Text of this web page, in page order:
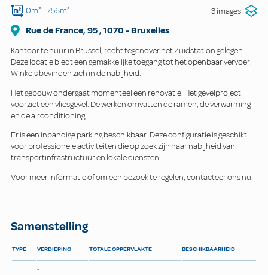
0m²- 756m² 3 images
Rue de France, 95, 1070 -Bruxelles
Kantoor te huur in Brussel, recht tegenover het Zuidstation gelegen.
Deze locatie biedt een gemakkelijke toegang tot het openbaar vervoer.
Winkels bevinden zich in de nabijheid.
Het gebouw ondergaat momenteel een renovatie. Het gevelproject
voorziet een vliesgevel. De werken omvatten de ramen, de verwarming
en de airconditioning.
Er is een inpandige parking beschikbaar. Deze configuratie is geschikt
voor professionele activiteiten die op zoek zijn naar nabijheid van
transportinfrastructuur en lokale diensten.
Voor meer informatie of om een bezoek te regelen, contacteer ons nu.
Samenstelling
TYPE VERDIEPING TOTALE OPPERVLAKTE BESCHIKBAARHEID
-